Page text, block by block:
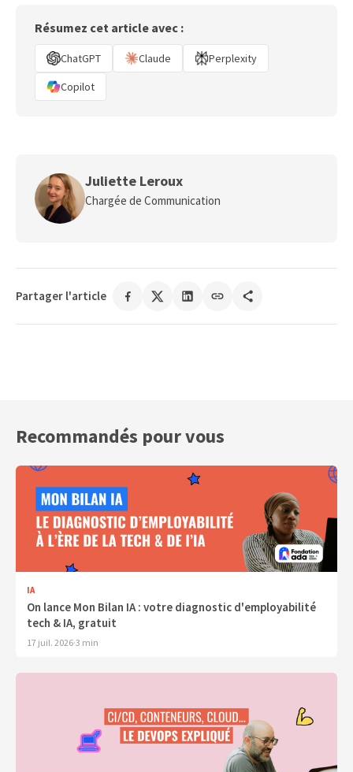
Résumez cet article avec :
ChatGPT Claude
Perplexity
Copilot
Juliette Leroux
Chargée de Communication
Partager l'article
Recommandés pour vous
IA
On lance Mon Bilan IA : votre diagnostic d'employabilité
tech & IA, gratuit
17 juil. 2026·3 min